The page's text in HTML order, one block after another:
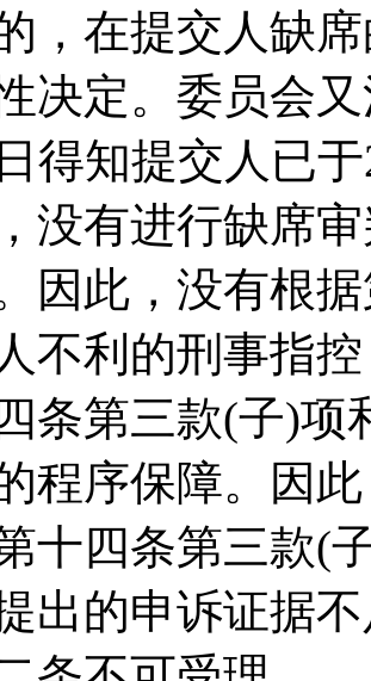
，在提交人缺
决定。委员会
得知提交人已
没有进行缺席
因此，没有根
不利的刑事指
条第三款(子)项
程序保障。因
十四条第三款(
出的申诉证据